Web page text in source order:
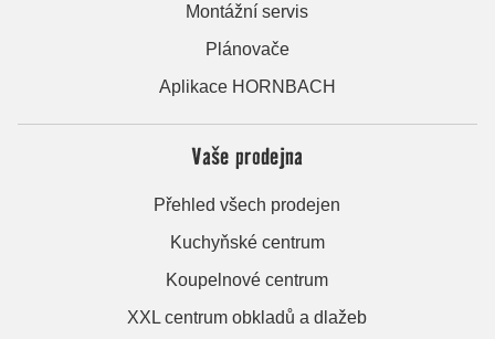
Montážní servis
Plánovače
Aplikace HORNBACH
Vaše prodejna
Přehled všech prodejen
Kuchyňské centrum
Koupelnové centrum
XXL centrum obkladů a dlažeb